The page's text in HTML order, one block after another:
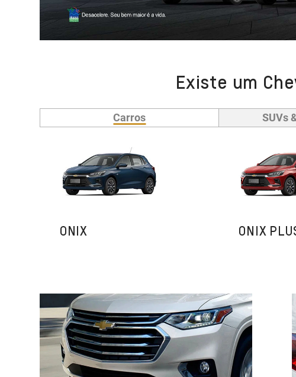
Existe um
Carros SUVs
ONIX ONIX